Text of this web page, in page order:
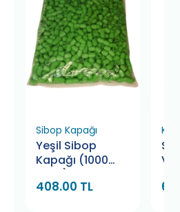
Sibop Kapağı
Yeşil Sibop
Kapağı (1000
Adet)
408.00 TL